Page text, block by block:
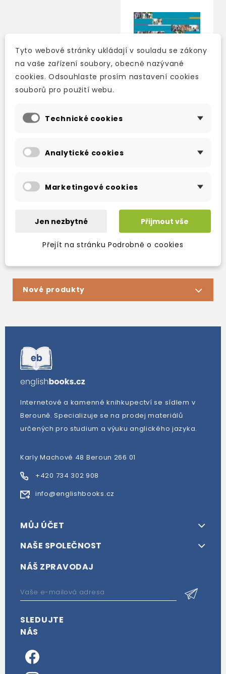
COURSEBOOK
599 Kč
Zobrazení 1-3 z 3 položek
Nové produkty
Internetové a kamenné knihkupectví se sídlem v
Berouně. Specializuje se na prodej materiálů
určených pro studium a výuku anglického jazyka.
Karly Machové 48 Beroun 266 01
+420 734 302 908
info@englishbooks.cz
MŮJ ÚČET
NAŠE SPOLEČNOST
NÁŠ ZPRAVODAJ
SLEDUJTE
NÁS
Tyto webové stránky ukládají v souladu se zákony
na vaše zařízení soubory, obecně nazývané
cookies. Odsouhlaste prosím nastavení cookies
souborů pro použití webu.
Technické cookies
Analytické cookies
Marketingové cookies
Jen nezbytné Přijmout vše
Přejít na stránku Podrobně o cookies